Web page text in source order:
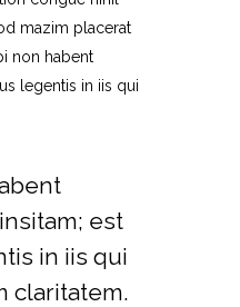
mazim placerat
non habent
legentis in iis qui
est
in iis qui
claritatem.